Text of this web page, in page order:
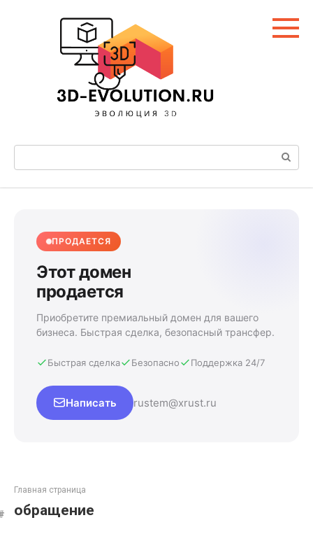
Поиск:
ПРОДАЕТСЯ
Этот домен
продается
Приобретите премиальный домен для вашего
бизнеса. Быстрая сделка, безопасный трансфер.
Быстрая сделка Безопасно Поддержка 24/7
Написать rustem@xrust.ru
Главная страница
обращение